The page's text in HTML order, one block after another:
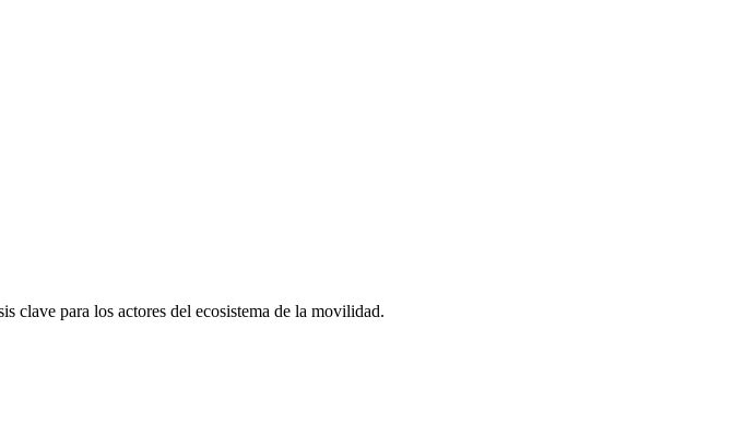
clave para los actores del ecosistema de la movilidad.